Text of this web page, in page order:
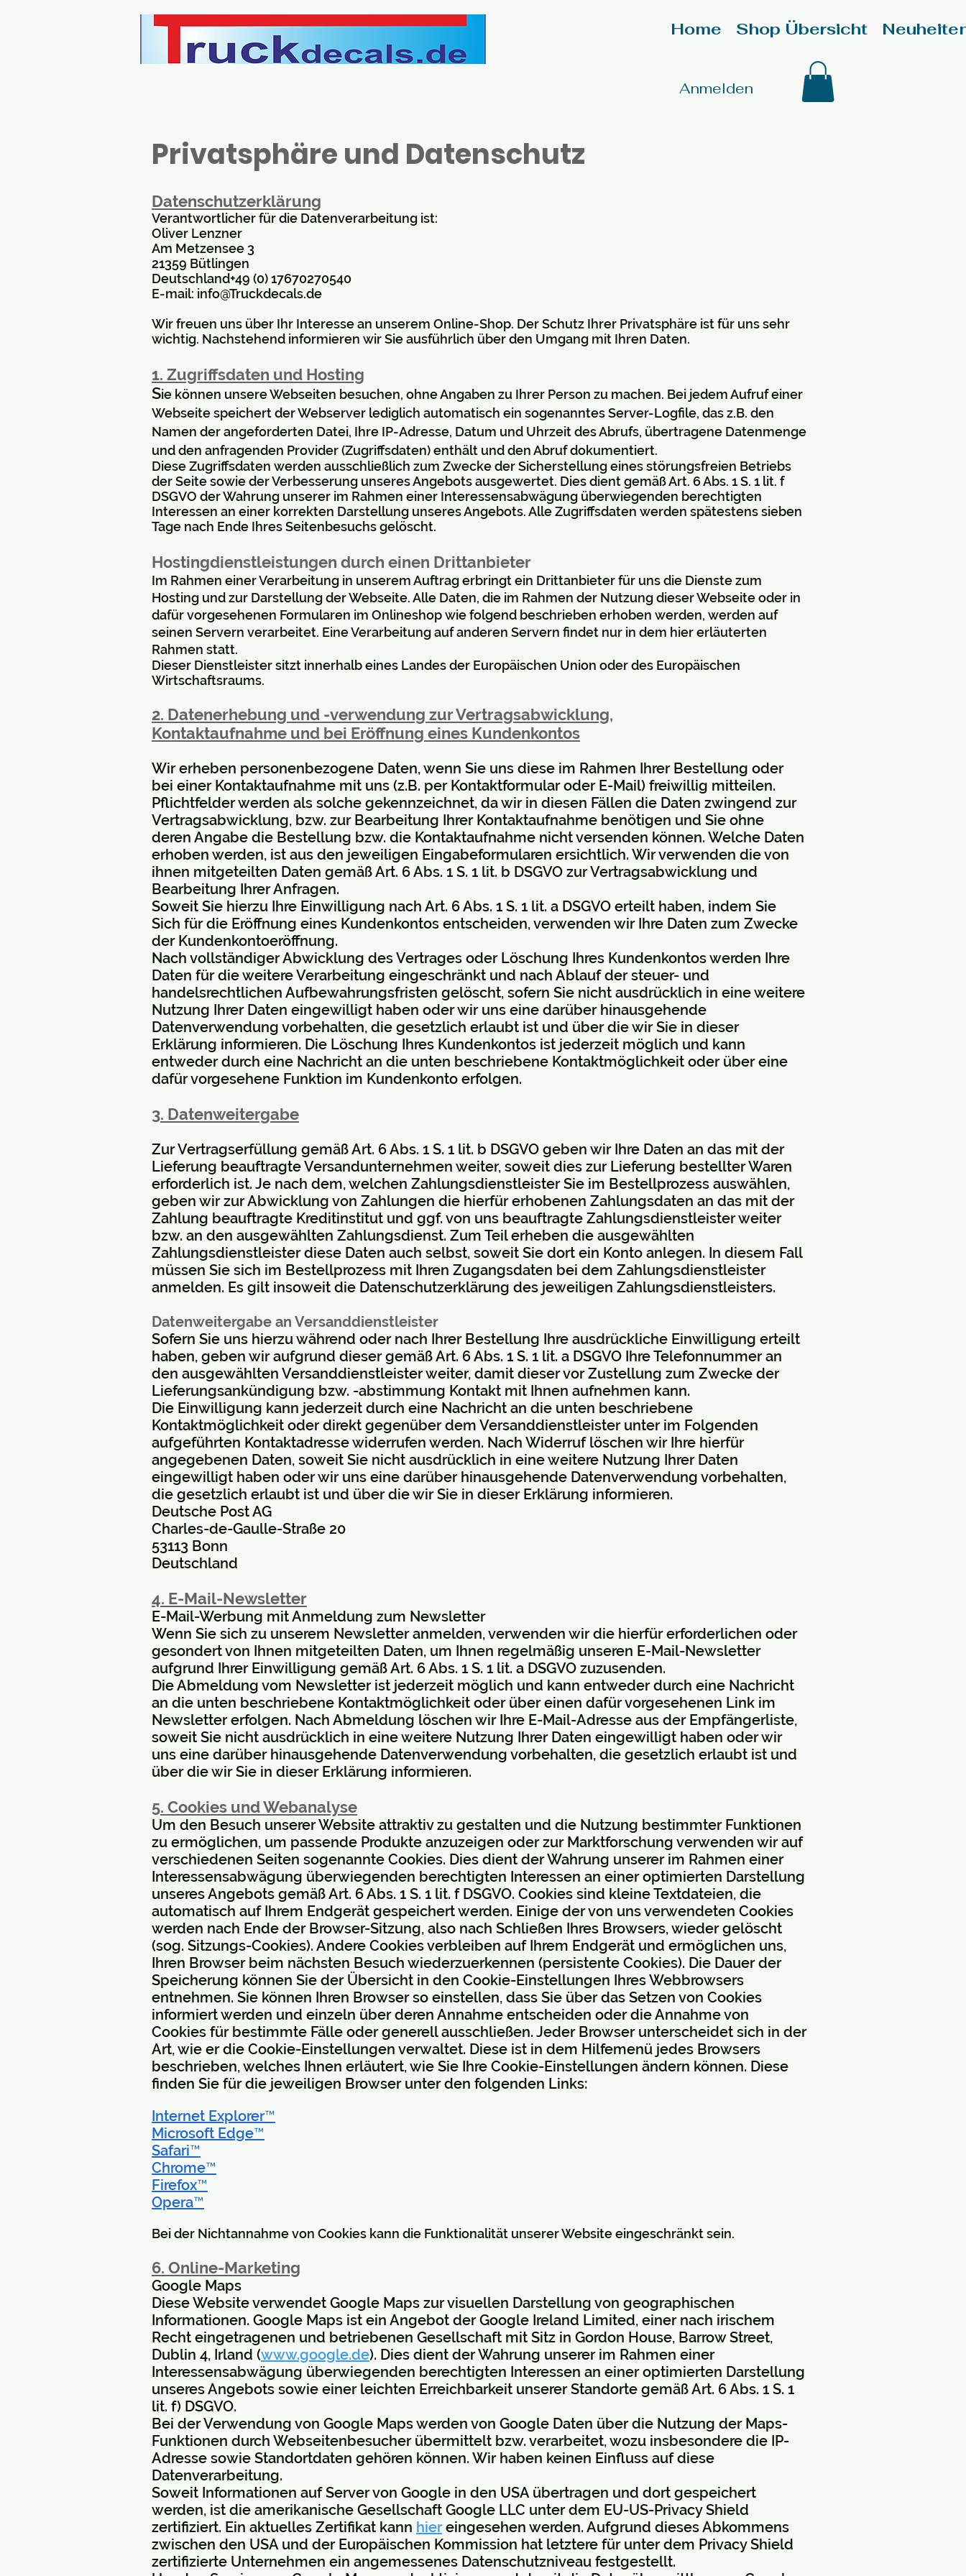
Home Shop Übersicht
Anmelden
Privatsphäre und Datenschutz
Datenschutzerklärung
Verantwortlicher für die Datenverarbeitung ist:
Oliver Lenzner
Am Metzensee 3
21359 Bütlingen
Deutschland+49 (0) 17670270540
E-mail: info@Truckdecals.de
Wir freuen uns über Ihr Interesse an unserem Online-Shop. Der Schutz Ihrer Privatsphäre ist für uns sehr
wichtig. Nachstehend informieren wir Sie ausführlich über den Umgang mit Ihren Daten.
1. Zugriffsdaten und Hosting
Sie können unsere Webseiten besuchen, ohne Angaben zu Ihrer Person zu machen. Bei jedem Aufruf einer
Webseite speichert der Webserver lediglich automatisch ein sogenanntes Server-Logfile, das z.B. den
Namen der angeforderten Datei, Ihre IP-Adresse, Datum und Uhrzeit des Abrufs, übertragene Datenmenge
und den anfragenden Provider (Zugriffsdaten) enthält und den Abruf dokumentiert.
Diese Zugriffsdaten werden ausschließlich zum Zwecke der Sicherstellung eines störungsfreien Betriebs
der Seite sowie der Verbesserung unseres Angebots ausgewertet. Dies dient gemäß Art. 6 Abs. 1 S. 1 lit. f
DSGVO der Wahrung unserer im Rahmen einer Interessensabwägung überwiegenden berechtigten
Interessen an einer korrekten Darstellung unseres Angebots. Alle Zugriffsdaten werden spätestens sieben
Tage nach Ende Ihres Seitenbesuchs gelöscht.
Hostingdienstleistungen durch einen Drittanbieter
Im Rahmen einer Verarbeitung in unserem Auftrag erbringt ein Drittanbieter für uns die Dienste zum
Hosting und zur Darstellung der Webseite. Alle Daten, die im Rahmen der Nutzung dieser Webseite oder in
dafür vorgesehenen Formularen im Onlineshop wie folgend beschrieben erhoben werden, werden auf
seinen Servern verarbeitet. Eine Verarbeitung auf anderen Servern findet nur in dem hier erläuterten
Rahmen statt.
Dieser Dienstleister sitzt innerhalb eines Landes der Europäischen Union oder des Europäischen
Wirtschaftsraums.
2. Datenerhebung und -verwendung zur Vertragsabwicklung,
Kontaktaufnahme und bei Eröffnung eines Kundenkontos
Wir erheben personenbezogene Daten, wenn Sie uns diese im Rahmen Ihrer Bestellung oder
bei einer Kontaktaufnahme mit uns (z.B. per Kontaktformular oder E-Mail) freiwillig mitteilen.
Pflichtfelder werden als solche gekennzeichnet, da wir in diesen Fällen die Daten zwingend zur
Vertragsabwicklung, bzw. zur Bearbeitung Ihrer Kontaktaufnahme benötigen und Sie ohne
deren Angabe die Bestellung bzw. die Kontaktaufnahme nicht versenden können. Welche Daten
erhoben werden, ist aus den jeweiligen Eingabeformularen ersichtlich. Wir verwenden die von
ihnen mitgeteilten Daten gemäß Art. 6 Abs. 1 S. 1 lit. b DSGVO zur Vertragsabwicklung und
Bearbeitung Ihrer Anfragen.
Soweit Sie hierzu Ihre Einwilligung nach Art. 6 Abs. 1 S. 1 lit. a DSGVO erteilt haben, indem Sie
Sich für die Eröffnung eines Kundenkontos entscheiden, verwenden wir Ihre Daten zum Zwecke
der Kundenkontoeröffnung.
Nach vollständiger Abwicklung des Vertrages oder Löschung Ihres Kundenkontos werden Ihre
Daten für die weitere Verarbeitung eingeschränkt und nach Ablauf der steuer- und
handelsrechtlichen Aufbewahrungsfristen gelöscht, sofern Sie nicht ausdrücklich in eine weitere
Nutzung Ihrer Daten eingewilligt haben oder wir uns eine darüber hinausgehende
Datenverwendung vorbehalten, die gesetzlich erlaubt ist und über die wir Sie in dieser
Erklärung informieren. Die Löschung Ihres Kundenkontos ist jederzeit möglich und kann
entweder durch eine Nachricht an die unten beschriebene Kontaktmöglichkeit oder über eine
dafür vorgesehene Funktion im Kundenkonto erfolgen.
3. Datenweitergabe
Zur Vertragserfüllung gemäß Art. 6 Abs. 1 S. 1 lit. b DSGVO geben wir Ihre Daten an das mit der
Lieferung beauftragte Versandunternehmen weiter, soweit dies zur Lieferung bestellter Waren
erforderlich ist. Je nach dem, welchen Zahlungsdienstleister Sie im Bestellprozess auswählen,
geben wir zur Abwicklung von Zahlungen die hierfür erhobenen Zahlungsdaten an das mit der
Zahlung beauftragte Kreditinstitut und ggf. von uns beauftragte Zahlungsdienstleister weiter
bzw. an den ausgewählten Zahlungsdienst. Zum Teil erheben die ausgewählten
Zahlungsdienstleister diese Daten auch selbst, soweit Sie dort ein Konto anlegen. In diesem Fall
müssen Sie sich im Bestellprozess mit Ihren Zugangsdaten bei dem Zahlungsdienstleister
anmelden. Es gilt insoweit die Datenschutzerklärung des jeweiligen Zahlungsdienstleisters.
Datenweitergabe an Versanddienstleister
Sofern Sie uns hierzu während oder nach Ihrer Bestellung Ihre ausdrückliche Einwilligung erteilt
haben, geben wir aufgrund dieser gemäß Art. 6 Abs. 1 S. 1 lit. a DSGVO Ihre Telefonnummer an
den ausgewählten Versanddienstleister weiter, damit dieser vor Zustellung zum Zwecke der
Lieferungsankündigung bzw. -abstimmung Kontakt mit Ihnen aufnehmen kann.
Die Einwilligung kann jederzeit durch eine Nachricht an die unten beschriebene
Kontaktmöglichkeit oder direkt gegenüber dem Versanddienstleister unter im Folgenden
aufgeführten Kontaktadresse widerrufen werden. Nach Widerruf löschen wir Ihre hierfür
angegebenen Daten, soweit Sie nicht ausdrücklich in eine weitere Nutzung Ihrer Daten
eingewilligt haben oder wir uns eine darüber hinausgehende Datenverwendung vorbehalten,
die gesetzlich erlaubt ist und über die wir Sie in dieser Erklärung informieren.
Deutsche Post AG
Charles-de-Gaulle-Straße 20
53113 Bonn
Deutschland
4. E-Mail-Newsletter
E-Mail-Werbung mit Anmeldung zum Newsletter
Wenn Sie sich zu unserem Newsletter anmelden, verwenden wir die hierfür erforderlichen oder
gesondert von Ihnen mitgeteilten Daten, um Ihnen regelmäßig unseren E-Mail-Newsletter
aufgrund Ihrer Einwilligung gemäß Art. 6 Abs. 1 S. 1 lit. a DSGVO zuzusenden.
Die Abmeldung vom Newsletter ist jederzeit möglich und kann entweder durch eine Nachricht
an die unten beschriebene Kontaktmöglichkeit oder über einen dafür vorgesehenen Link im
Newsletter erfolgen. Nach Abmeldung löschen wir Ihre E-Mail-Adresse aus der Empfängerliste,
soweit Sie nicht ausdrücklich in eine weitere Nutzung Ihrer Daten eingewilligt haben oder wir
uns eine darüber hinausgehende Datenverwendung vorbehalten, die gesetzlich erlaubt ist und
über die wir Sie in dieser Erklärung informieren.
5. Cookies und Webanalyse
Um den Besuch unserer Website attraktiv zu gestalten und die Nutzung bestimmter Funktionen
zu ermöglichen, um passende Produkte anzuzeigen oder zur Marktforschung verwenden wir auf
verschiedenen Seiten sogenannte Cookies. Dies dient der Wahrung unserer im Rahmen einer
Interessensabwägung überwiegenden berechtigten Interessen an einer optimierten Darstellung
unseres Angebots gemäß Art. 6 Abs. 1 S. 1 lit. f DSGVO. Cookies sind kleine Textdateien, die
automatisch auf Ihrem Endgerät gespeichert werden. Einige der von uns verwendeten Cookies
werden nach Ende der Browser-Sitzung, also nach Schließen Ihres Browsers, wieder gelöscht
(sog. Sitzungs-Cookies). Andere Cookies verbleiben auf Ihrem Endgerät und ermöglichen uns,
Ihren Browser beim nächsten Besuch wiederzuerkennen (persistente Cookies). Die Dauer der
Speicherung können Sie der Übersicht in den Cookie-Einstellungen Ihres Webbrowsers
entnehmen. Sie können Ihren Browser so einstellen, dass Sie über das Setzen von Cookies
informiert werden und einzeln über deren Annahme entscheiden oder die Annahme von
Cookies für bestimmte Fälle oder generell ausschließen. Jeder Browser unterscheidet sich in der
Art, wie er die Cookie-Einstellungen verwaltet. Diese ist in dem Hilfemenü jedes Browsers
beschrieben, welches Ihnen erläutert, wie Sie Ihre Cookie-Einstellungen ändern können. Diese
finden Sie für die jeweiligen Browser unter den folgenden Links:
Internet Explorer™
Microsoft Edge™
Safari™
Chrome™
Firefox™
Opera™
Bei der Nichtannahme von Cookies kann die Funktionalität unserer Website eingeschränkt sein.
6. Online-Marketing
Google Maps
Diese Website verwendet Google Maps zur visuellen Darstellung von geographischen
Informationen. Google Maps ist ein Angebot der Google Ireland Limited, einer nach irischem
Recht eingetragenen und betriebenen Gesellschaft mit Sitz in Gordon House, Barrow Street,
Dublin 4, Irland (www.google.de). Dies dient der Wahrung unserer im Rahmen einer
Interessensabwägung überwiegenden berechtigten Interessen an einer optimierten Darstellung
unseres Angebots sowie einer leichten Erreichbarkeit unserer Standorte gemäß Art. 6 Abs. 1 S. 1
lit. f) DSGVO.
Bei der Verwendung von Google Maps werden von Google Daten über die Nutzung der Maps-
Funktionen durch Webseitenbesucher übermittelt bzw. verarbeitet, wozu insbesondere die IP-
Adresse sowie Standortdaten gehören können. Wir haben keinen Einfluss auf diese
Datenverarbeitung.
Soweit Informationen auf Server von Google in den USA übertragen und dort gespeichert
werden, ist die amerikanische Gesellschaft Google LLC unter dem EU-US-Privacy Shield
zertifiziert. Ein aktuelles Zertifikat kann hiereingesehen werden. Aufgrund dieses Abkommens
zwischen den USA und der Europäischen Kommission hat letztere für unter dem Privacy Shield
zertifizierte Unternehmen ein angemessenes Datenschutzniveau festgestellt.